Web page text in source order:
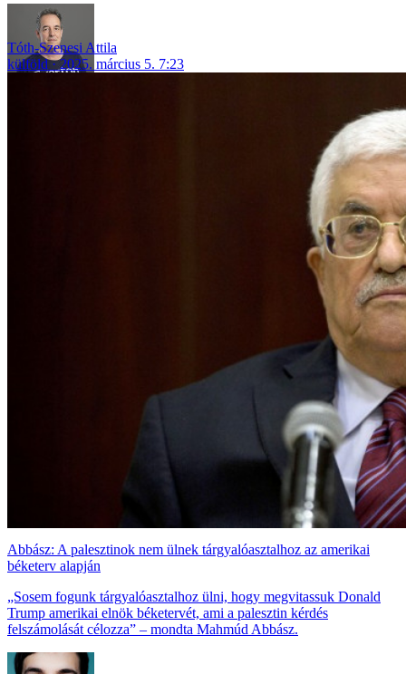
Tóth-Szenesi Attila
külföld
2025. március 5. 7:23
Abbász: A palesztinok nem ülnek tárgyalóasztalhoz az amerikai
béketerv alapján
„Sosem fogunk tárgyalóasztalhoz ülni, hogy megvitassuk Donald
Trump amerikai elnök béketervét, ami a palesztin kérdés
felszámolását célozza” – mondta Mahmúd Abbász.